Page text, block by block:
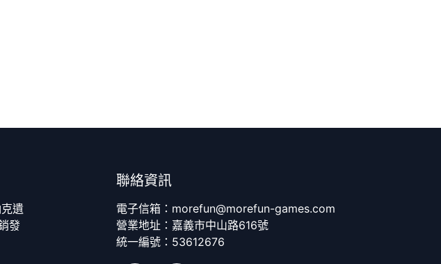
遺
發
聯絡資訊
電子信箱：morefun@morefun-games.com
營業地址：嘉義市中山路616號
統一編號：53612676